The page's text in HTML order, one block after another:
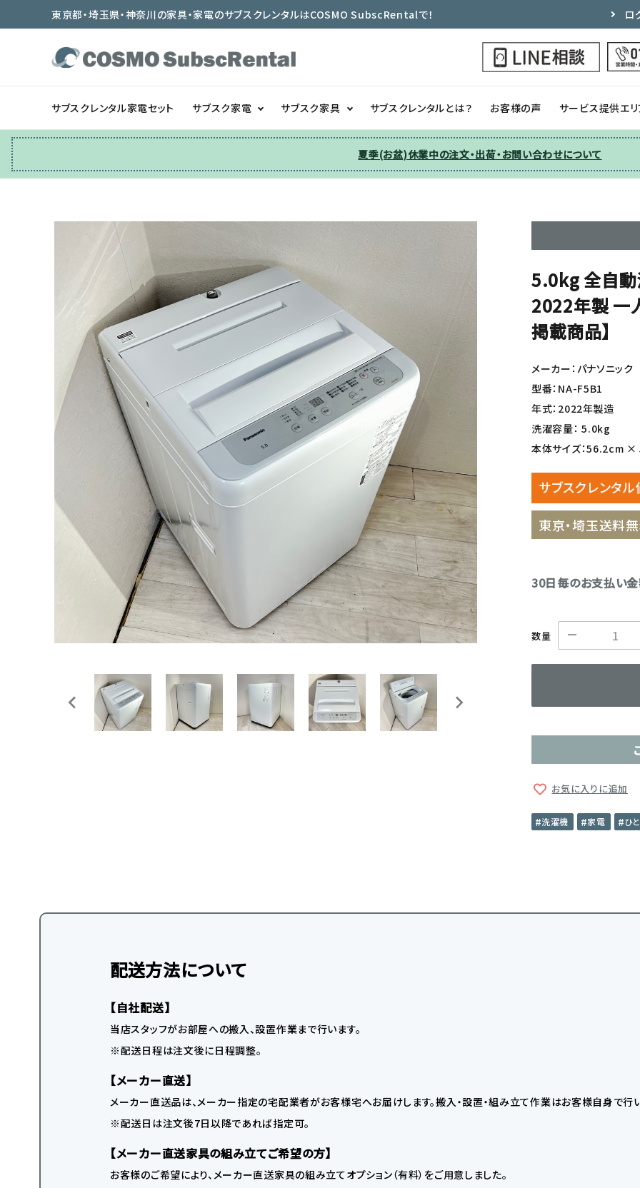
東京都・埼玉県・神奈川の家具・家電のサブスクレンタルはCOSMO SubscRentalで！ ロ
サブスクレンタル家電セット サブスク家電
冷蔵庫 洗濯機 季節家電
サブスク家具
テーブル/デスク チェア ソファー
ベッド/寝具
サブスクレンタルとは？ お客様の声 サービス提供エ
夏季(お盆)休業中の注文・出荷・お問い合わせについて
5.0kg 全自動
2022年製 一
掲載商品】
メーカー：パナソニック
型番：NA-F5B1
年式：2022年製造
洗濯容量： 5.0kg
本体サイズ：56.2cm
サブスクレンタ
東京・埼玉送料
30日毎のお支払い
数量
お気に入りに追加
洗濯機 家電 ひ
配送方法について
【自社配送】
当店スタッフがお部屋への搬入、設置作業まで行います。
※配送日程は注文後に日程調整。
【メーカー直送】
メーカー直送品は、メーカー指定の宅配業者がお客様宅へお届けします。搬入・設置・組み立て作業はお客様自身で行
※配送日は注文後7日以降であれば指定可。
【メーカー直送家具の組み立てご希望の方】
お客様のご希望により、メーカー直送家具の組み立てオプション（有料）をご用意しました。